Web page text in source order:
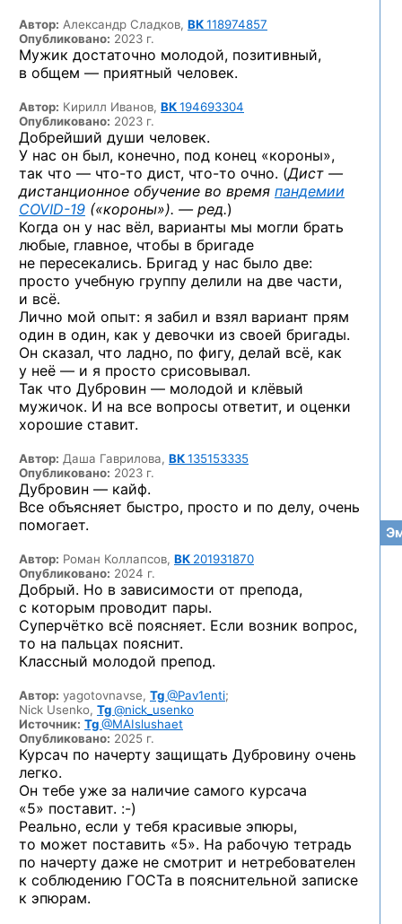
Автор: Александр Сладков, ВК118974857
Опубликовано: 2023 г.
Мужик достаточно молодой, позитивный,
в общем — приятный человек.
Автор: Кирилл Иванов, ВК194693304
Опубликовано: 2023 г.
Добрейший души человек.
У нас он был, конечно, под конец «короны»,
так что — что-то дист, что-то очно. (Дист —
дистанционное обучение во время пандемии
COVID-19 («короны»). — ред.)
Когда он у нас вёл, варианты мы могли брать
любые, главное, чтобы в бригаде
не пересекались. Бригад у нас было две:
просто учебную группу делили на две части,
и всё.
Лично мой опыт: я забил и взял вариант прям
один в один, как у девочки из своей бригады.
Он сказал, что ладно, по фигу, делай всё, как
у неё — и я просто срисовывал.
Так что Дубровин — молодой и клёвый
мужичок. И на все вопросы ответит, и оценки
хорошие ставит.
Автор: Даша Гаврилова, ВК135153335
Опубликовано: 2023 г.
Дубровин — кайф.
Все объясняет быстро, просто и по делу, очень
помогает.
Автор: Роман Коллапсов, ВК 201931870
Опубликовано: 2024 г.
Добрый. Но в зависимости от препода,
с которым проводит пары.
Суперчётко всё поясняет. Если возник вопрос,
то на пальцах пояснит.
Классный молодой препод.
Автор: yagotovnavse, Tg@Pav1enti;
Nick Usenko, Tg@nick_usenko
Источник: Tg@MAIslushaet
Опубликовано: 2025 г.
Курсач по начерту защищать Дубровину очень
легко.
Он тебе уже за наличие самого курсача
«5» поставит. :-)
Реально, если у тебя красивые эпюры,
то может поставить «5». На рабочую тетрадь
по начерту даже не смотрит и нетребователен
к соблюдению ГОСТа в пояснительной записке
к эпюрам.